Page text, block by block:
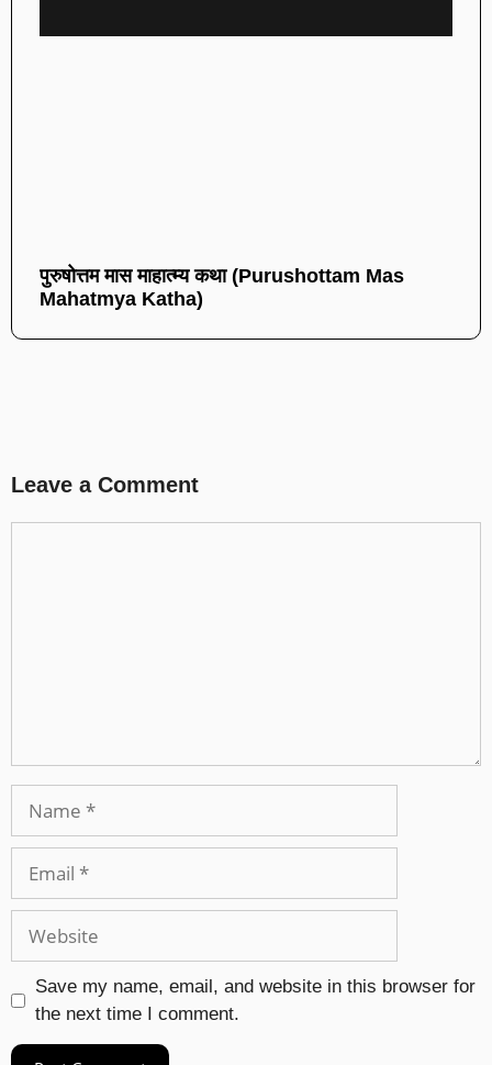
पुरुषोत्तम मास माहात्म्य कथा (Purushottam Mas
Mahatmya Katha)
Leave a Comment
Save my name, email, and website in this browser for
the next time I comment.